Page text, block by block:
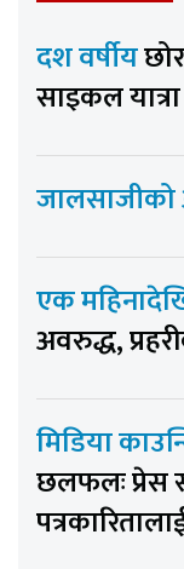
दश वर्षीय
साइकल यात्रा
जालसाजीको
एक
अवरुद्ध,
मिडिया
छलफलः प्रेस